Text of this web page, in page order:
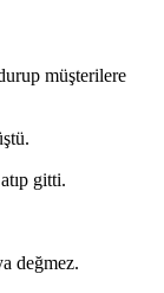
müşterilere
gitti.
değmez.